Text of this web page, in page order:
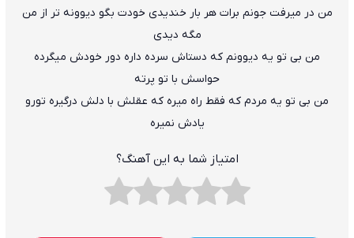
من در میرفت جونم برات هر بار خندیدی خودت بگو دیوونه تر از من
مگه دیدی
من بی تو یه دیوونم که دستاش سرده داره دور خودش میگرده
حواسش با تو پرته
من بی تو یه مردم که فقط راه میره که عقلش با دلش درگیره تورو
یادش نمیره
امتیاز شما به این آهنگ؟